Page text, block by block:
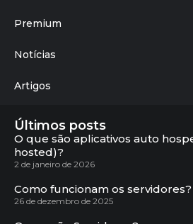
Premium
Notícias
Artigos
Últimos posts
O que são aplicativos auto
hosted)?
2 de janeiro de 2026
Como funcionam os servidores?
26 de dezembro de 2025